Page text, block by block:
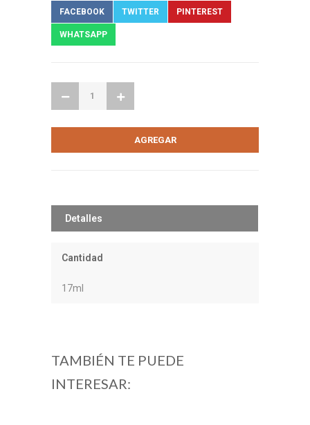
FACEBOOK TWITTER PINTEREST
WHATSAPP
Detalles
Cantidad
17ml
TAMBIÉN TE PUEDE
INTERESAR: